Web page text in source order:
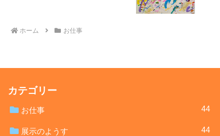
ホーム お仕事
カテゴリー
お仕事 44
展示のようす 44